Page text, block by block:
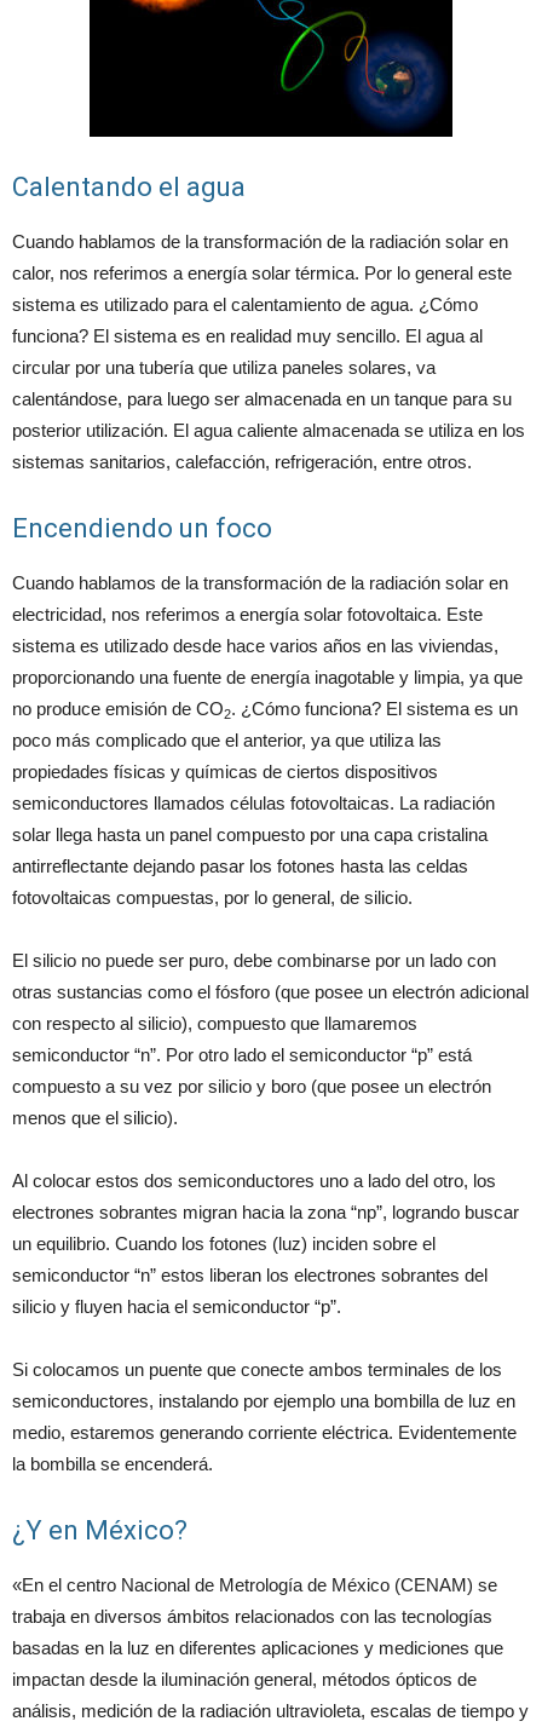
Calentando el agua
Cuando hablamos de la transformación de la radiación solar en
calor, nos referimos a energía solar térmica. Por lo general este
sistema es utilizado para el calentamiento de agua. ¿Cómo
funciona? El sistema es en realidad muy sencillo. El agua al
circular por una tubería que utiliza paneles solares, va
calentándose, para luego ser almacenada en un tanque para su
posterior utilización. El agua caliente almacenada se utiliza en los
sistemas sanitarios, calefacción, refrigeración, entre otros.
Encendiendo un foco
Cuando hablamos de la transformación de la radiación solar en
electricidad, nos referimos a energía solar fotovoltaica. Este
sistema es utilizado desde hace varios años en las viviendas,
proporcionando una fuente de energía inagotable y limpia, ya que
no produce emisión de CO2. ¿Cómo funciona? El sistema es un
poco más complicado que el anterior, ya que utiliza las
propiedades físicas y químicas de ciertos dispositivos
semiconductores llamados células fotovoltaicas. La radiación
solar llega hasta un panel compuesto por una capa cristalina
antirreflectante dejando pasar los fotones hasta las celdas
fotovoltaicas compuestas, por lo general, de silicio.
El silicio no puede ser puro, debe combinarse por un lado con
otras sustancias como el fósforo (que posee un electrón adicional
con respecto al silicio), compuesto que llamaremos
semiconductor “n”. Por otro lado el semiconductor “p” está
compuesto a su vez por silicio y boro (que posee un electrón
menos que el silicio).
Al colocar estos dos semiconductores uno a lado del otro, los
electrones sobrantes migran hacia la zona “np”, logrando buscar
un equilibrio. Cuando los fotones (luz) inciden sobre el
semiconductor “n” estos liberan los electrones sobrantes del
silicio y fluyen hacia el semiconductor “p”.
Si colocamos un puente que conecte ambos terminales de los
semiconductores, instalando por ejemplo una bombilla de luz en
medio, estaremos generando corriente eléctrica. Evidentemente
la bombilla se encenderá.
¿Y en México?
«En el centro Nacional de Metrología de México (CENAM) se
trabaja en diversos ámbitos relacionados con las tecnologías
basadas en la luz en diferentes aplicaciones y mediciones que
impactan desde la iluminación general, métodos ópticos de
análisis, medición de la radiación ultravioleta, escalas de tiempo y